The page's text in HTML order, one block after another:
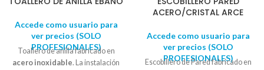
Accede como usuario para
ver precios (SOLO
PROFESIONALES)
Toallero de anilla fabricado en
acero inoxidable. La instalación
ACERO/CRISTAL ARCE
Accede como usuario para
ver precios (SOLO
PROFESIONALES)
Escobillero de Pared fabricado en